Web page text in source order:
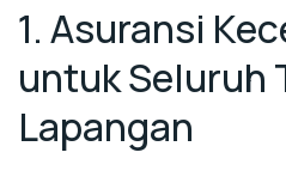
1. Asuransi
untuk Seluruh
Lapangan